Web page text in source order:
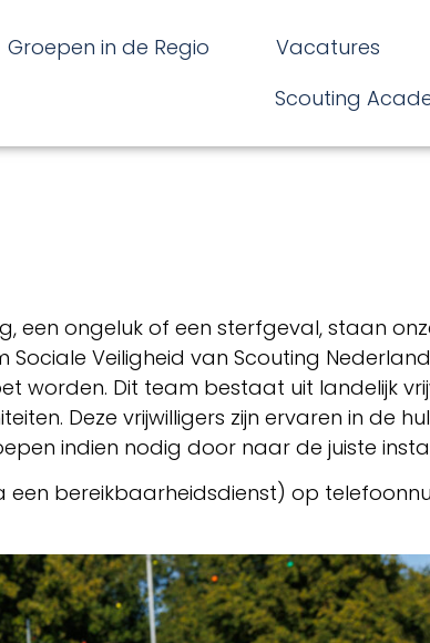
Groepen in de Regio Vacatures
Scouting
een ongeluk of een sterfgeval, staan
Veiligheid van Scouting
worden. Dit team bestaat uit landelijk
Deze vrijwilligers zijn ervaren in de
indien nodig door naar de juiste
een bereikbaarheidsdienst) op